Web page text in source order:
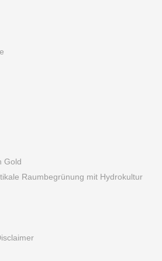
Gold
Raumbegrünung mit Hydrokultur